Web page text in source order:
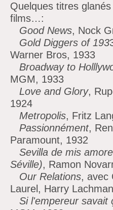
Quelques titres
films…:
Good News, Nock
Gold Diggers of 193
Warner Bros, 1933
Broadway to
MGM, 1933
Love and Glory,
1924
Metropolis, Fritz
Passionnément,
Paramount, 1932
Sevilla de mis
Séville), Ramon
Our Relations, avec
Laurel, Harry
Si l'empereur savait